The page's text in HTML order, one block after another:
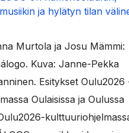
ja hylätyn tilan
Murtola ja Josu Mämmi:
Kuva: Janne-Pekka
Esitykset Oulu2026
Oulaisissa ja Oulussa